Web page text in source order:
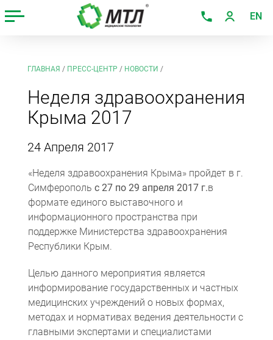
EN
ГЛАВНАЯ / ПРЕСС-ЦЕНТР / НОВОСТИ /
Неделя здравоохранения
Крыма 2017
24 Апреля 2017
«Неделя здравоохранения Крыма» пройдет в г.
Симферополь с 27 по 29 апреля 2017 г.в
формате единого выставочного и
информационного пространства при
поддержке Министерства здравоохранения
Республики Крым.
Целью данного мероприятия является
информирование государственных и частных
медицинских учреждений о новых формах,
методах и нормативах ведения деятельности с
главными экспертами и специалистами